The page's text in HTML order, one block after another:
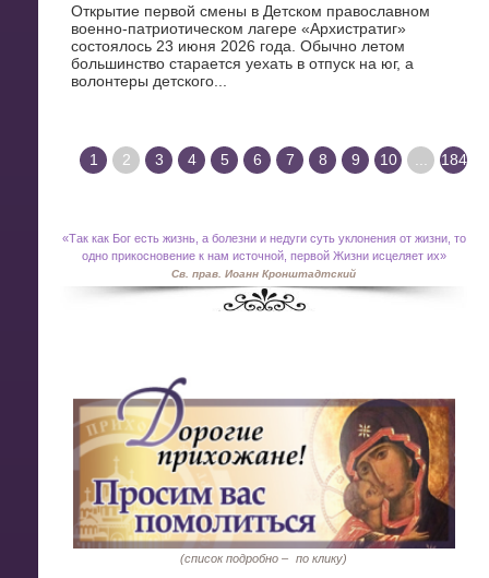
Открытие первой смены в Детском православном
военно-патриотическом лагере «Архистратиг»
состоялось 23 июня 2026 года. Обычно летом
большинство старается уехать в отпуск на юг, а
волонтеры детского...
1 2 3 4 5 6 7 8 9 10 184
«Так как Бог есть жизнь, а болезни и недуги суть уклонения от жизни, то
одно прикосновение к нам источной, первой Жизни исцеляет их»
Св. прав. Иоанн Кронштадтский
(список подробно – по клику)